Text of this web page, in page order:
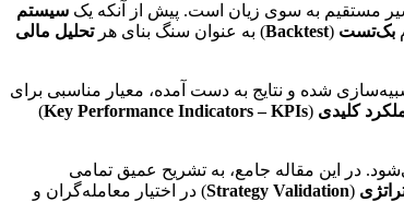
سیستم
بک‌تست (
Backtest) به عنوان سنگ بنای هرتحلیل مالی
شده و نتایج به دست آمده، معیار مناسبی برای
کلیدی (
Key Performance Indicators – KPIs
)
در این مقاله جامع، به تشریح عمیق تمامی
(
Strategy Validation) در اختیار معامله‌گران و